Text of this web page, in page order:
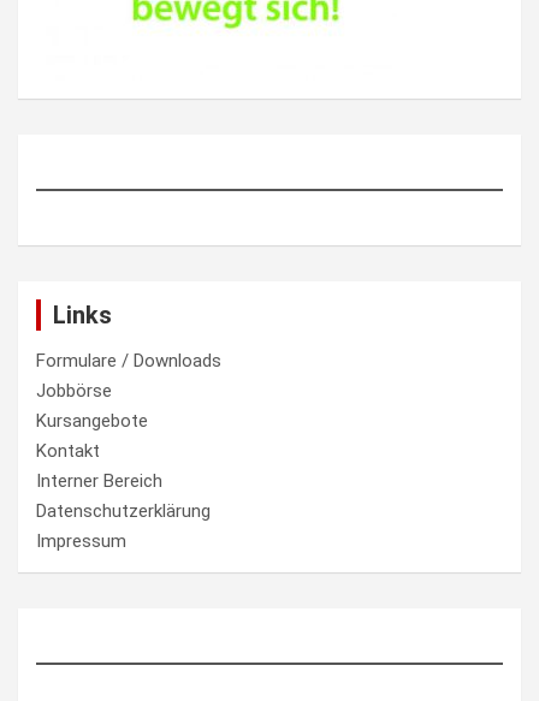
Links
Formulare / Downloads
Jobbörse
Kursangebote
Kontakt
Interner Bereich
Datenschutzerklärung
Impressum